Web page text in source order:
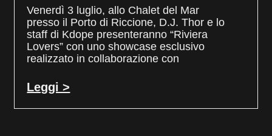
Venerdì 3 luglio, allo Chalet del Mar
presso il Porto di Riccione, D.J. Thor e lo
staff di Kdope presenteranno “Riviera
Lovers” con uno showcase esclusivo
realizzato in collaborazione con
Leggi >